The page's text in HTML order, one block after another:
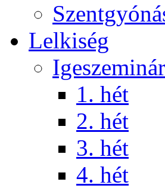
Lelkiség
1. hét
2. hét
3. hét
4. hét